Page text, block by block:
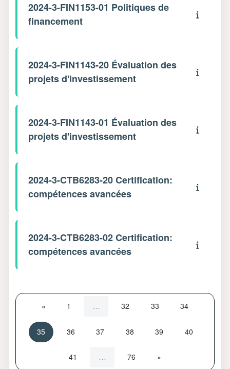
2024-3-FIN1153-01 Politiques de
financement
2024-3-FIN1143-20 Évaluation des
projets d'investissement
2024-3-FIN1143-01 Évaluation des
projets d'investissement
2024-3-CTB6283-20 Certification:
compétences avancées
2024-3-CTB6283-02 Certification:
compétences avancées
«Page précédente
1 … 32 Page 32
33Page 33
34Page 34
35Page 35
36Page 36
37Page 37
38Page 38
39 Page 39
40Page 40
41 … 76 Page 76
»Page suivante